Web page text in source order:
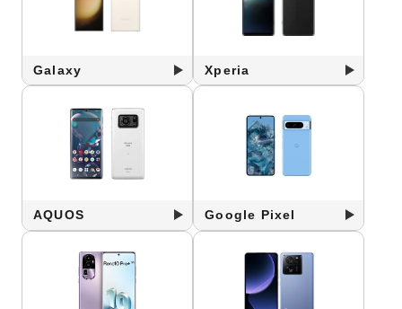
Galaxy Xperia
AQUOS Google Pixel